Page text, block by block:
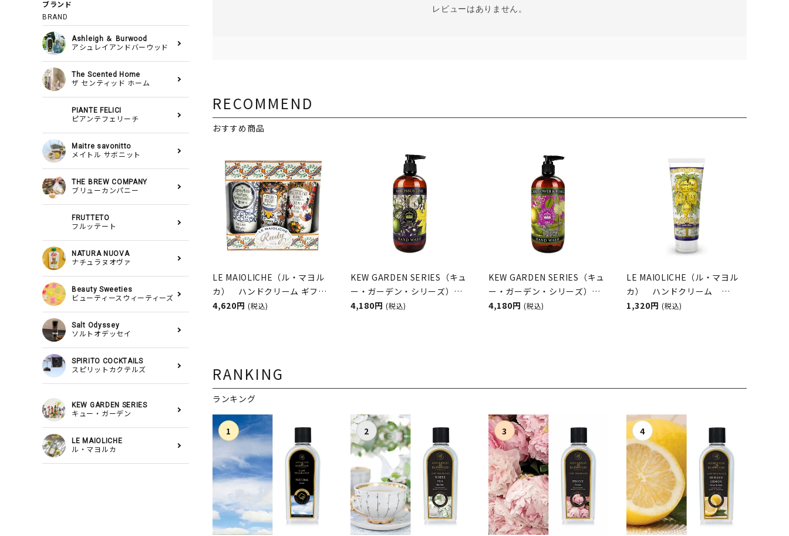
ブランド
BRAND
Ashleigh ＆ Burwood
アシュレイアンドバーウッド
The Scented Home
ザ センティッド ホーム
PIANTE FELICI
ピアンテフェリーチ
Maitre savonitto
メイトル サボニット
THE BREW COMPANY
ブリューカンパニー
FRUTTETO
フルッテート
NATURA NUOVA
ナチュラヌオヴァ
Beauty Sweeties
ビューティースウィーティーズ
Salt Odyssey
ソルトオデッセイ
SPIRITO COCKTAILS
スピリットカクテルズ
KEW GARDEN SERIES
キュー・ガーデン
LE MAIOLICHE
ル・マヨルカ
レビューはありません。
RECOMMEND
おすすめ商品
LE MAIOLICHE（ル・マヨル
カ） ハンドクリーム ギフト
セット Stella（ステラ）
4,620円 (税込)
KEW GARDEN SERIES（キュ
ー・ガーデン・シリーズ）
ラグジュアリーハンドウォッ
4,180円 (税込)
KEW GARDEN SERIES（キュ
ー・ガーデン・シリーズ）
ラグジュアリーハンドウォッ
4,180円 (税込)
LE MAIOLICHE（ル・マヨル
カ） ハンドクリーム
Sicilian Lemon（シチリアン
1,320円 (税込)
RANKING
ランキング